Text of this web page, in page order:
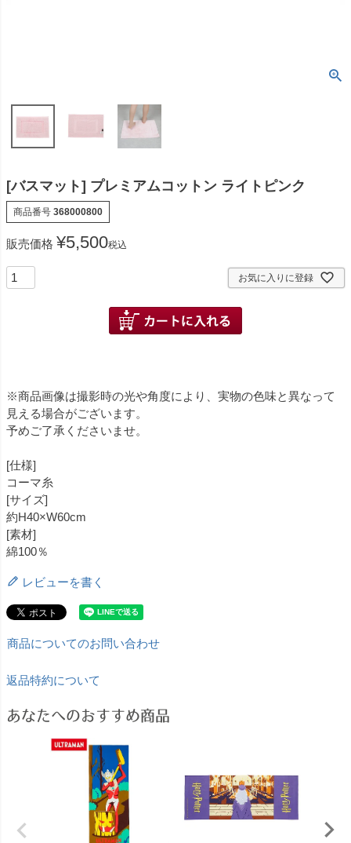
[バスマット] プレミアムコットン ライトピンク
商品番号 368000800
販売価格 ¥5,500税込
お気に入りに登録
※商品画像は撮影時の光や角度により、実物の色味と異なって
見える場合がございます。
予めご了承くださいませ。
[仕様]
コーマ糸
[サイズ]
約H40×W60cm
[素材]
綿100％
レビューを書く
商品についてのお問い合わせ
返品特約について
あなたへのおすすめ商品